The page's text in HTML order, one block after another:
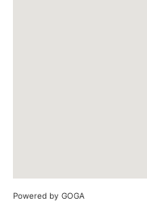
Powered by GOGA